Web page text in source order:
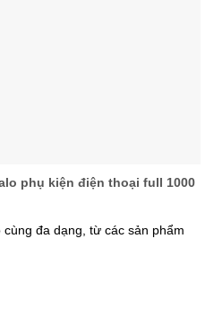
phụ kiện điện thoại full 1000
đa dạng, từ các sản phẩm